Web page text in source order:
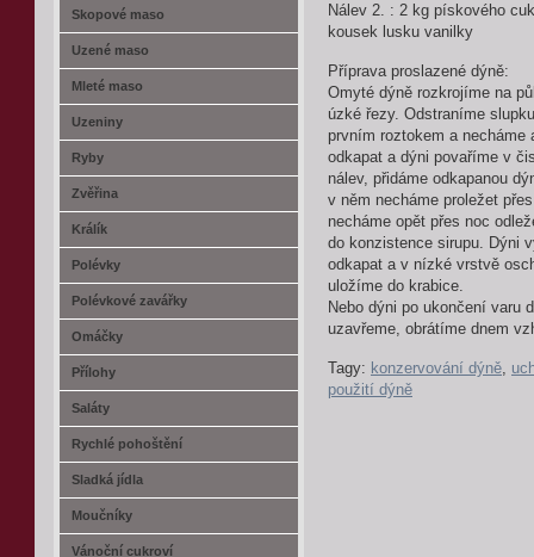
Nálev 2. : 2 kg pískového
kousek lusku vanilky
Příprava proslazené dýně:
Omyté dýně rozkrojíme na
úzké řezy. Odstraníme
prvním roztokem a necháme
odkapat a dýni povaříme v
nálev, přidáme odkapanou
v něm necháme proležet
necháme opět přes noc
do konzistence sirupu. Dýni
odkapat a v nízké vrstvě
uložíme do krabice.
Nebo dýni po ukončení varu
uzavřeme, obrátíme dnem
Tagy: konzervování dýně,
použití dýně
Skopové maso
Uzené maso
Mleté maso
Uzeniny
Ryby
Zvěřina
Králík
Polévky
Polévkové zavářky
Omáčky
Přílohy
Saláty
Rychlé pohoštění
Sladká jídla
Moučníky
Vánoční cukroví